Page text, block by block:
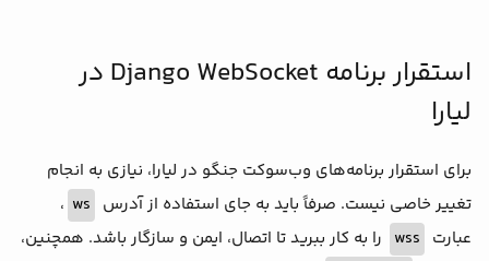
استقرار برنامه Django WebSocket در
لیارا
برای استقرار برنامه‌های وب‌سوکت جنگو در لیارا، نیازی به انجام
تغییر خاصی نیست. صرفاً باید به جای استفاده از آدرس ws ،
عبارت wss را به کار ببرید تا اتصال، ایمن و سازگار باشد. همچنین،